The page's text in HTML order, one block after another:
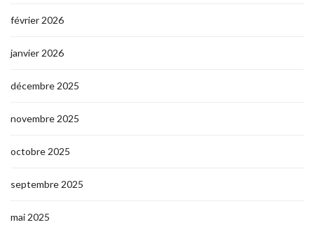
février 2026
janvier 2026
décembre 2025
novembre 2025
octobre 2025
septembre 2025
mai 2025